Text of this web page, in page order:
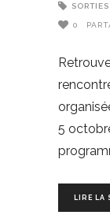
0
5
LIRE LA